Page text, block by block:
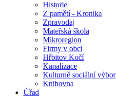
Historie
Z pamětí - Kronika
Zpravodaj
Mateřská škola
Mikroregion
Firmy v obci
Hřbitov Kočí
Kanalizace
Kulturně sociální výbor
Knihovna
Úřad